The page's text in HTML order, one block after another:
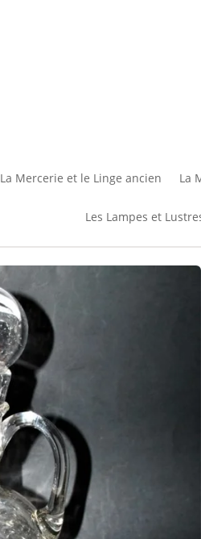
La Mercerie et le Linge ancien La
Les Lampes et